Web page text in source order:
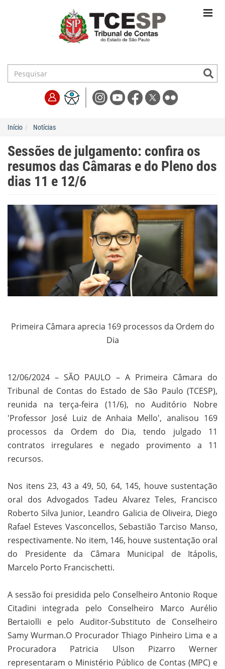
Início Notícias
Sessões de julgamento: confira os
resumos das Câmaras e do Pleno dos
dias 11 e 12/6
Primeira Câmara aprecia 169 processos da Ordem do
Dia
12/06/2024 – SÃO PAULO – A Primeira Câmara do
Tribunal de Contas do Estado de São Paulo (TCESP),
reunida na terça-feira (11/6), no Auditório Nobre
'Professor José Luiz de Anhaia Mello', analisou 169
processos da Ordem do Dia, tendo julgado 11
contratos irregulares e negado provimento a 11
recursos.
Nos itens 23, 43 a 49, 50, 64, 145, houve sustentação
oral dos Advogados Tadeu Alvarez Teles, Francisco
Roberto Silva Junior, Leandro Galicia de Oliveira, Diego
Rafael Esteves Vasconcellos, Sebastião Tarciso Manso,
respectivamente. No item, 146, houve sustentação oral
do Presidente da Câmara Municipal de Itápolis,
Marcelo Porto Francischetti.
A sessão foi presidida pelo Conselheiro Antonio Roque
Citadini integrada pelo Conselheiro Marco Aurélio
Bertaiolli e pelo Auditor-Substituto de Conselheiro
Samy Wurman.O Procurador Thiago Pinheiro Lima e a
Procuradora Patricia Ulson Pizarro Werner
representaram o Ministério Público de Contas (MPC) e